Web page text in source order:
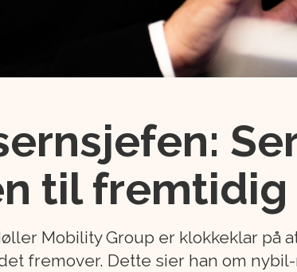
til
Mobility Group er klokkeklar på
fremover. Dette sier han om